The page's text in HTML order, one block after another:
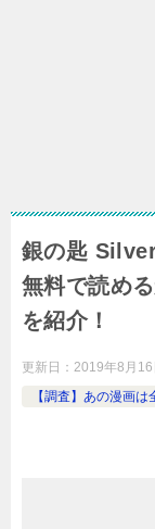
銀の匙
無料で読め
を紹介！
更新日： 2019年8月16
【調査】あの漫画は